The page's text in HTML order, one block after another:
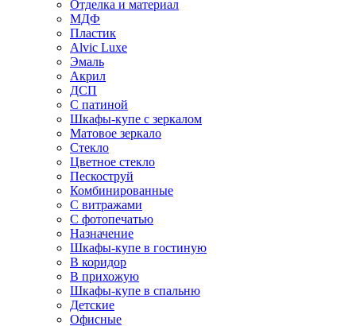
Отделка и материал
МДФ
Пластик
Alvic Luxe
Эмаль
Акрил
ДСП
С патиной
Шкафы-купе с зеркалом
Матовое зеркало
Стекло
Цветное стекло
Пескоструй
Комбинированные
С витражами
С фотопечатью
Назначение
Шкафы-купе в гостиную
В коридор
В прихожую
Шкафы-купе в спальню
Детские
Офисные